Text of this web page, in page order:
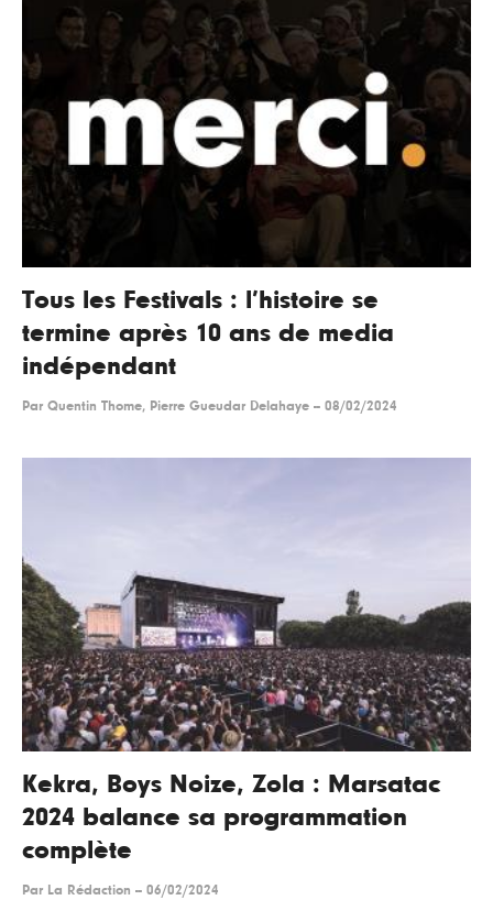
Tous les Festivals : l’histoire se
termine après 10 ans de media
indépendant
Par Quentin Thome, Pierre Gueudar Delahaye -- 08/02/2024
Kekra, Boys Noize, Zola : Marsatac
2024 balance sa programmation
complète
Par La Rédaction -- 06/02/2024